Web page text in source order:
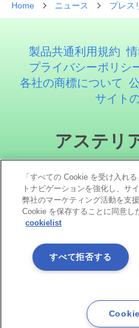
Home ニュース プレス
製品共通利用規約
プライバシーポリシ
各社の商標について
サイト
アステリ
ソーシャ
Copyright©1998 -2026 Asteria
「すべての Cookie を受け入れ
トナビゲーションを強化し、サ
弊社のマーケティング活動を支
Cookie を保存することに同意し
cookielist
すべて拒否する